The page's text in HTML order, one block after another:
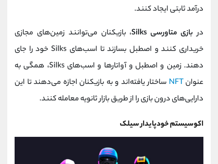
درآمد ثابتی ایجاد کنند.
در بازی متاورسی Silks
، بازیکنان می‌توانند زمین‌های مجازی
خریداری کنند و اصطبل بسازند تا اسب‌های Silks خود را جای
دهند. زمین و اصطبل و آواتارها و اسب‌های Silks، همگی به
عنوانNFT ساختار یافته‌اند و به بازیکنان اجازه می‌دهند تا این
دارایی‌های درون بازی را از طریق بازار ثانویه معامله کنند.
اکوسیستم خودپایدار سیلک